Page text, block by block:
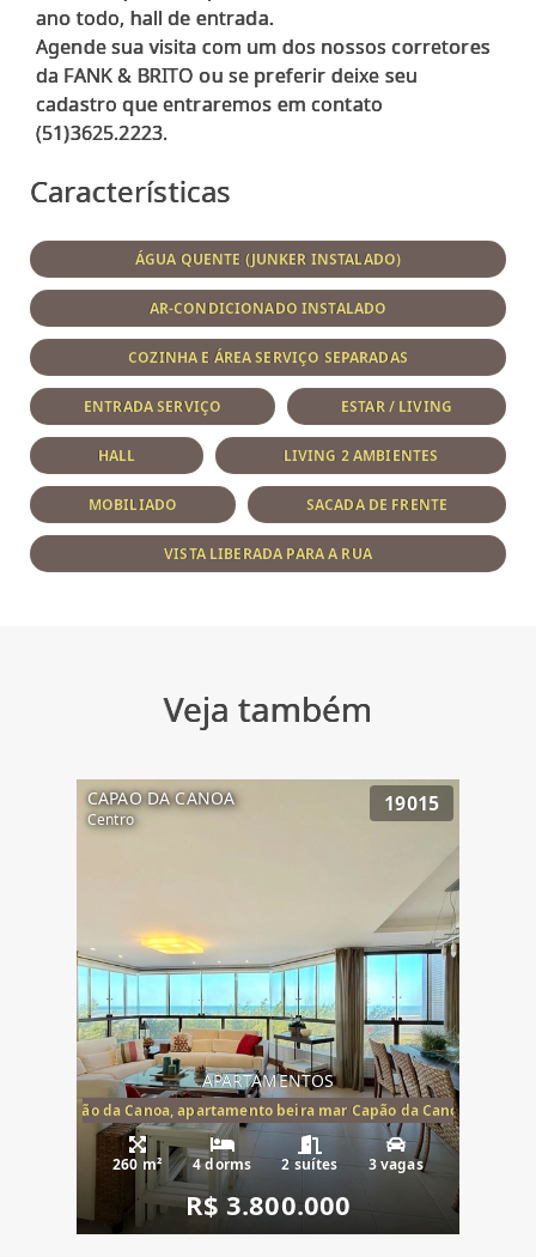
ano todo, hall de entrada.
Agende sua visita com um dos nossos corretores
da FANK & BRITO ou se preferir deixe seu
cadastro que entraremos em contato
Características
ÁGUA QUENTE (JUNKER INSTALADO)
AR-CONDICIONADO INSTALADO
COZINHA E ÁREA SERVIÇO SEPARADAS
ENTRADA SERVIÇO ESTAR / LIVING
HALL LIVING 2 AMBIENTES
MOBILIADO SACADA DE FRENTE
VISTA LIBERADA PARA A RUA
Veja também
CAPAO DA CANOA
Centro
19015
APARTAMENTOS
mar Capão da Canoa, apartamento beira mar Capão da Canoa,
260 m² 4 dorms 2 suítes 3 vagas
R$ 3.800.000